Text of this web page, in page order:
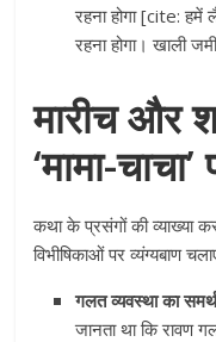
रहना होगा [cite: हमें
रहना होगा। खाली
मारीच और
‘मामा-
कथा के प्रसंगों की व्याख्या
विभीषिकाओं पर व्यंग्यबाण
गलत व्यवस्था का
जानता था कि रावण